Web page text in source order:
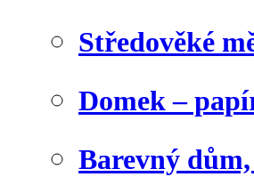
Středověké
Domek –
Barevný